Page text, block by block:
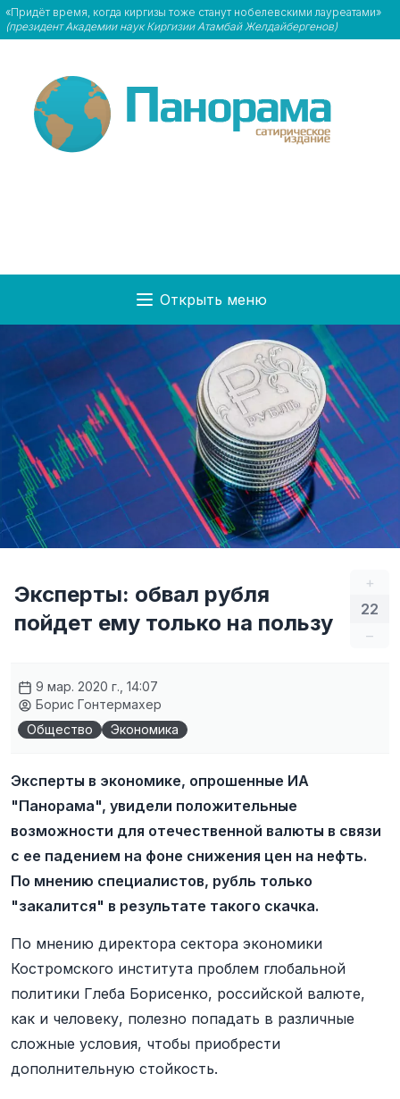
«Придёт время, когда киргизы тоже станут нобелевскими лауреатами»
(президент Академии наук Киргизии Атамбай Желдайбергенов)
Открыть меню
+
22
–
Эксперты: обвал рубля
пойдет ему только на пользу
9 мар. 2020 г., 14:07
Борис Гонтермахер
Общество
Экономика
Эксперты в экономике, опрошенные ИА
"Панорама", увидели положительные
возможности для отечественной валюты в связи
с ее падением на фоне снижения цен на нефть.
По мнению специалистов, рубль только
"закалится" в результате такого скачка.
По мнению директора сектора экономики
Костромского института проблем глобальной
политики Глеба Борисенко, российской валюте,
как и человеку, полезно попадать в различные
сложные условия, чтобы приобрести
дополнительную стойкость.